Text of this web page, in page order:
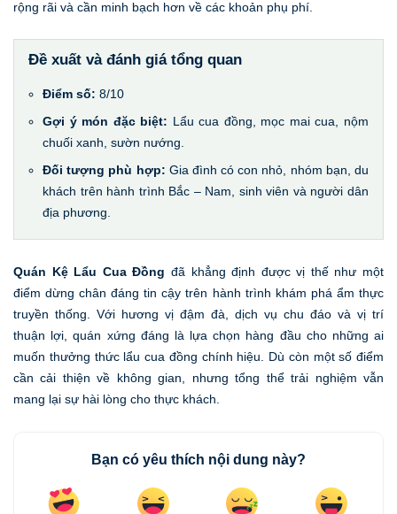
rộng rãi và cần minh bạch hơn về các khoản phụ phí.
Đề xuất và đánh giá tổng quan
Điểm số: 8/10
Gợi ý món đặc biệt: Lẩu cua đồng, mọc mai cua, nộm
chuối xanh, sườn nướng.
Đối tượng phù hợp: Gia đình có con nhỏ, nhóm bạn, du
khách trên hành trình Bắc – Nam, sinh viên và người dân
địa phương.
Quán Kệ Lẩu Cua Đồng đã khẳng định được vị thế như một
điểm dừng chân đáng tin cậy trên hành trình khám phá ẩm thực
truyền thống. Với hương vị đậm đà, dịch vụ chu đáo và vị trí
thuận lợi, quán xứng đáng là lựa chọn hàng đầu cho những ai
muốn thưởng thức lẩu cua đồng chính hiệu. Dù còn một số điểm
cần cải thiện về không gian, nhưng tổng thể trải nghiệm vẫn
mang lại sự hài lòng cho thực khách.
Bạn có yêu thích nội dung này?